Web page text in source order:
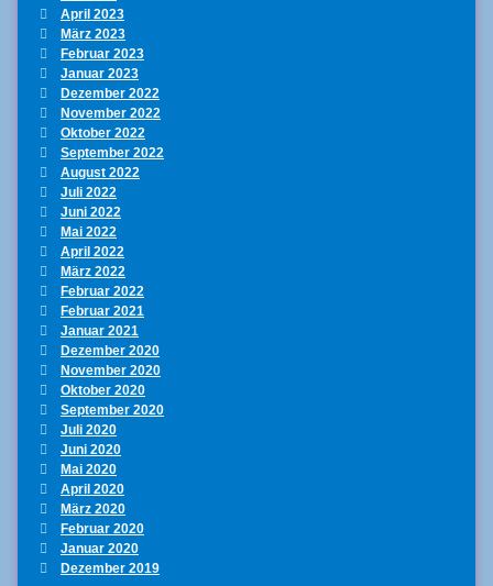
April 2023
März 2023
Februar 2023
Januar 2023
Dezember 2022
November 2022
Oktober 2022
September 2022
August 2022
Juli 2022
Juni 2022
Mai 2022
April 2022
März 2022
Februar 2022
Februar 2021
Januar 2021
Dezember 2020
November 2020
Oktober 2020
September 2020
Juli 2020
Juni 2020
Mai 2020
April 2020
März 2020
Februar 2020
Januar 2020
Dezember 2019